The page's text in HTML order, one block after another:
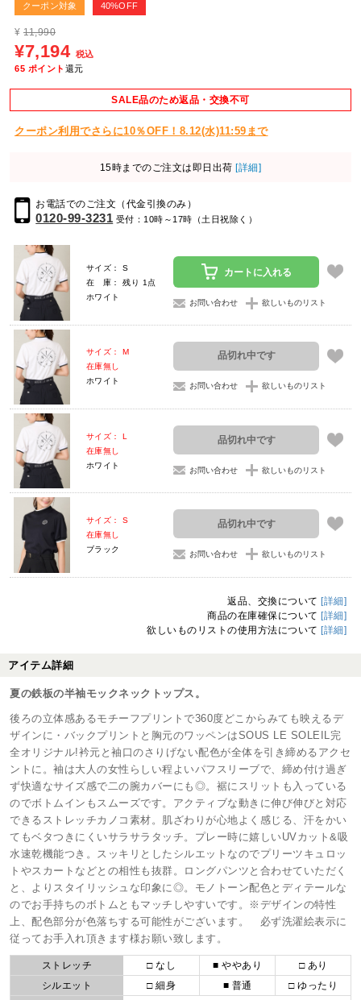
クーポン対象 40%OFF
¥ 11,990
¥7,194 税込
65 ポイント 還元
SALE品のため返品・交換不可
クーポン利用でさらに10％OFF！8.12(水)11:59まで
15時までのご注文は即日出荷 [詳細]
お電話でのご注文（代金引換のみ）
0120-99-3231 受付：10時～17時（土日祝除く）
サイズ： S
在 庫： 残り 1点
ホワイト
カートに入れる
お問い合わせ 欲しいものリスト
サイズ： M
在庫無し
ホワイト
品切れ中です
お問い合わせ 欲しいものリスト
サイズ： L
在庫無し
ホワイト
品切れ中です
お問い合わせ 欲しいものリスト
サイズ： S
在庫無し
ブラック
品切れ中です
お問い合わせ 欲しいものリスト
返品、交換について [詳細]
商品の在庫確保について [詳細]
欲しいものリストの使用方法について [詳細]
アイテム詳細
夏の鉄板の半袖モックネックトップス。
後ろの立体感あるモチーフプリントで360度どこからみても映えるデ
ザインに・バックプリントと胸元のワッペンはSOUS LE SOLEIL完
全オリジナル!衿元と袖口のさりげない配色が全体を引き締めるアクセ
ントに。袖は大人の女性らしい程よいパフスリーブで、締め付け過ぎ
ず快適なサイズ感で二の腕カバーにも◎。裾にスリットも入っている
のでボトムインもスムーズです。アクティブな動きに伸び伸びと対応
できるストレッチカノコ素材。肌ざわりが心地よく感じる、汗をかい
てもベタつきにくいサラサラタッチ。プレー時に嬉しいUVカット&吸
水速乾機能つき。スッキリとしたシルエットなのでプリーツキュロッ
トやスカートなどとの相性も抜群。ロングパンツと合わせていただく
と、よりスタイリッシュな印象に◎。モノトーン配色とディテールな
のでお手持ちのボトムともマッチしやすいです。※デザインの特性
上、配色部分が色落ちする可能性がございます。 必ず洗濯絵表示に
従ってお手入れ頂きます様お願い致します。
ストレッチ □ なし ■ ややあり
□ あり
シルエット
□ 細身 ■ 普通
□ ゆったり